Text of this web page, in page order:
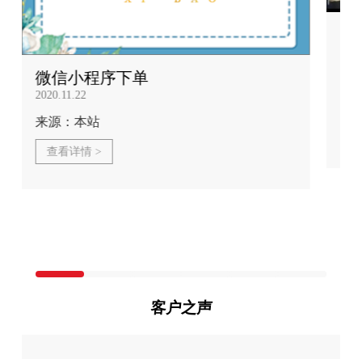
微信小程序下单
2020.11.22
来源：本站
查看详情 >
客户之声